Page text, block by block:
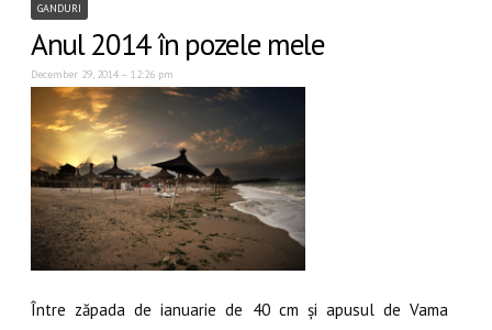
GANDURI
Anul 2014 în pozele mele
December 29, 2014 – 12:26 pm
Între zăpada de ianuarie de 40 cm și apusul de Vama